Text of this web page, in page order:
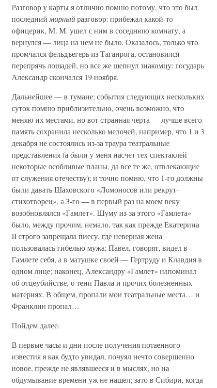
Разговор у карты я отлично помню потому, что это был
последний мирныйразговор: прибежал какой-то
офицерик, М. М. ушел с ним в соседнюю комнату, а
вернулся — лица на нем не было. Оказалось, только что
промчался фельдъегерь из Таганрога, остановился
перепрячь лошадей, но все же шепнул знакомцу: государь
Александр скончался 19 ноября.
Дальнейшее — в тумане; события следующих нескольких
суток помню приблизительно, очень возможно, что
меняю их местами, но вот странная черта — лучше всего
память сохранила несколько мелочей, например, что 1 и 3
декабря не состоялись из-за траура театральные
представления (а были у меня насчет тех спектаклей
некоторые особливые планы, да все те же, отвлекающие
от служения отечеству); и точно помню, что 1-го должны
были давать Шаховского «Ломоносов или рекрут-
стихотворец», а 3-го — в первый раз на моем веку
возобновлялся «Гамлет». Шуму из-за этого «Гамлета»
было, между прочим, немало, так как прежде Екатерина
II строго запрещала пиесу, где неверная жена
пользовалась гибелью мужа; Павел, говорят, видел в
Гамлете себя, а в матушке своей — Гертруду и Клавдия в
одном лице; наконец, Александру «Гамлет» напоминал
об отцеубийстве, о тени Павла и прочих болезненных
материях. В общем, пропали мои театральные места… и
Франклин пропал…
Пойдем далее.
В первые часы и дни после получения потаенного
известия я как будто увидал, почуял нечто совершенно
новое, прежде не являвшееся и в мыслях, но на
обдумывание времени уж не нашел; зато в Сибири, когда